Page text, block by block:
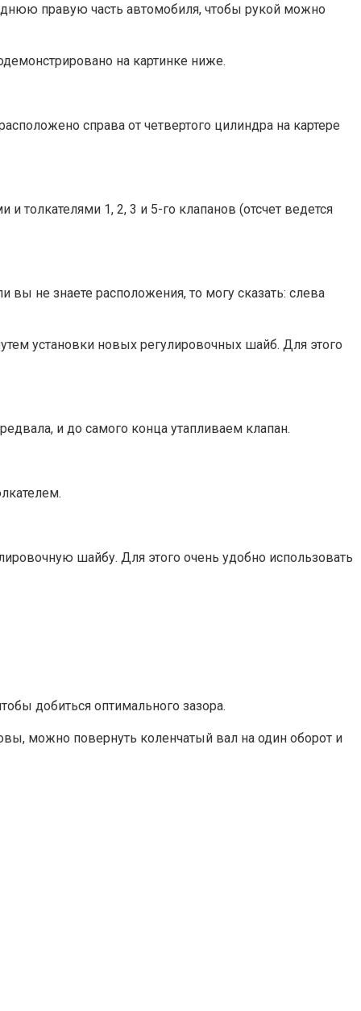
правую часть автомобиля, чтобы рукой можно
на картинке ниже.
справа от четвертого цилиндра на картере
толкателями 1, 2, 3 и 5-го клапанов (отсчет ведется
не знаете расположения, то могу сказать: слева
установки новых регулировочных шайб. Для этого
и до самого конца утапливаем клапан.
шайбу. Для этого очень удобно использовать
добиться оптимального зазора.
можно повернуть коленчатый вал на один оборот и